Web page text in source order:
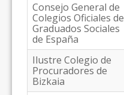
Consejo General de
Colegios Oficiales de
Graduados Sociales
de España
Ilustre Colegio de
Procuradores de
Bizkaia